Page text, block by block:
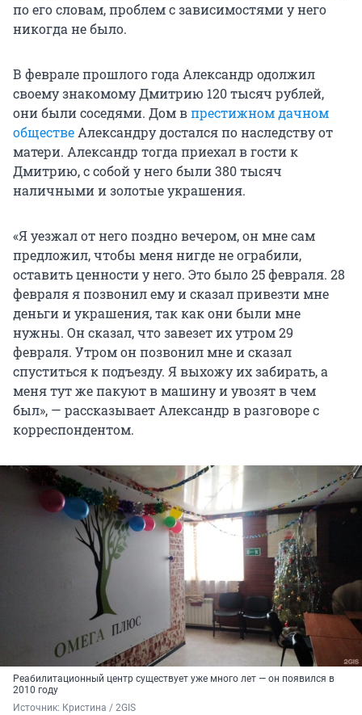
по его словам, проблем с зависимостями у него
никогда не было.
В феврале прошлого года Александр одолжил
своему знакомому Дмитрию 120 тысяч рублей,
они были соседями. Дом впрестижном дачном
обществеАлександру достался по наследству от
матери. Александр тогда приехал в гости к
Дмитрию, с собой у него были 380 тысяч
наличными и золотые украшения.
«Я уезжал от него поздно вечером, он мне сам
предложил, чтобы меня нигде не ограбили,
оставить ценности у него. Это было 25 февраля. 28
февраля я позвонил ему и сказал привезти мне
деньги и украшения, так как они были мне
нужны. Он сказал, что завезет их утром 29
февраля. Утром он позвонил мне и сказал
спуститься к подъезду. Я выхожу их забирать, а
меня тут же пакуют в машину и увозят в чем
был», — рассказывает Александр в разговоре с
корреспондентом.
Реабилитационный центр существует уже много лет — он появился в
2010 году
Источник: Кристина / 2GIS